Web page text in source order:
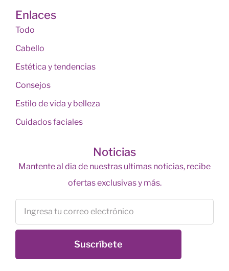
Enlaces
Todo
Cabello
Estética y tendencias
Consejos
Estilo de vida y belleza
Cuidados faciales
Noticias
Mantente al dia de nuestras ultimas noticias, recibe
ofertas exclusivas y más.
Suscríbete